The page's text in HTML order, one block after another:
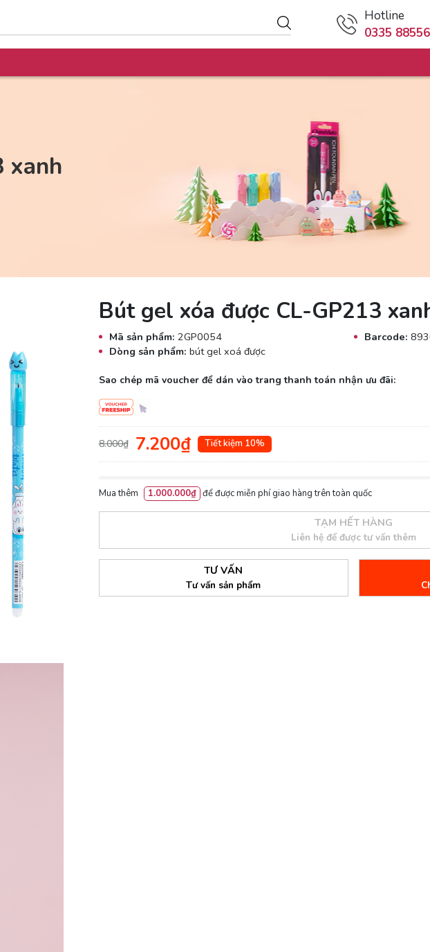
Hotline
0335
xanh
Bút gel xóa được CL-GP213
Mã sản phẩm: 2GP0054 Barcode:
Dòng sản phẩm: bút gel xoá được
Sao chép mã voucher để dán vào trang thanh toán nhận ưu đãi:
8.000₫ 7.200₫ Tiết kiệm 10%
Mua thêm 1.000.000₫ để được miễn phí giao hàng trên toàn quốc
TẠM HẾT HÀNG
Liên hệ để được tư vấn thêm
TƯ VẤN
Tư vấn sản phẩm